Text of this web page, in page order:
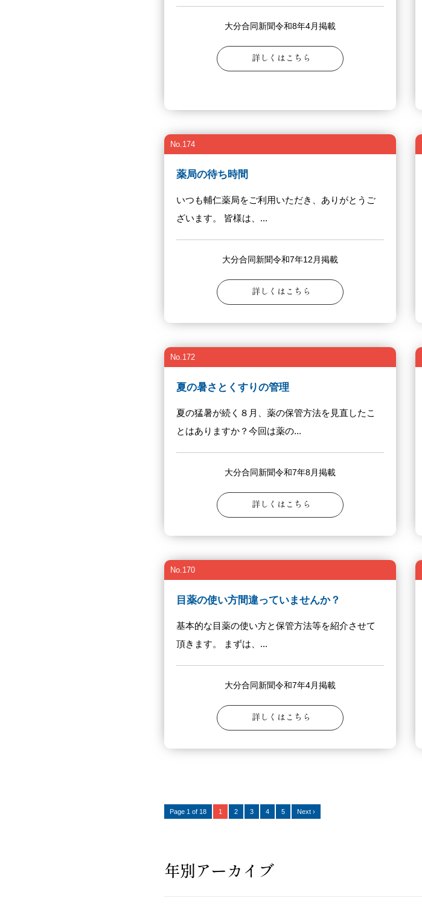
大分合同新聞令和8年4月掲載
詳しくはこちら
薬局の待ち時間
いつも輔仁薬局をご利用いただき、ありがとうご
ざいます。 皆様は、...
大分合同新聞令和7年12月掲載
詳しくはこちら
No.174
夏の暑さとくすりの管理
夏の猛暑が続く８月、薬の保管方法を見直したこ
とはありますか？今回は薬の...
大分合同新聞令和7年8月掲載
詳しくはこちら
No.172
目薬の使い方間違っていませんか？
基本的な目薬の使い方と保管方法等を紹介させて
頂きます。 まずは、...
大分合同新聞令和7年4月掲載
詳しくはこちら
No.170
Page 1 of 18 1 2 3 4 5 Next ›
年別アーカイブ